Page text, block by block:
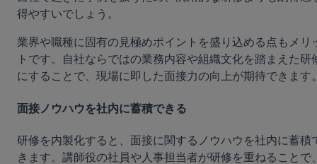
得やすいでしょう。
業界や職種に固有の見極めポイントを盛り込める点もメリ
トです。自社ならではの業務内容や組織文化を踏まえた研
にすることで、現場に即した面接力の向上が期待できます
面接ノウハウを社内に蓄積できる
研修を内製化すると、面接に関するノウハウを社内に蓄積
きます。講師役の社員や人事担当者が研修を重ねることで